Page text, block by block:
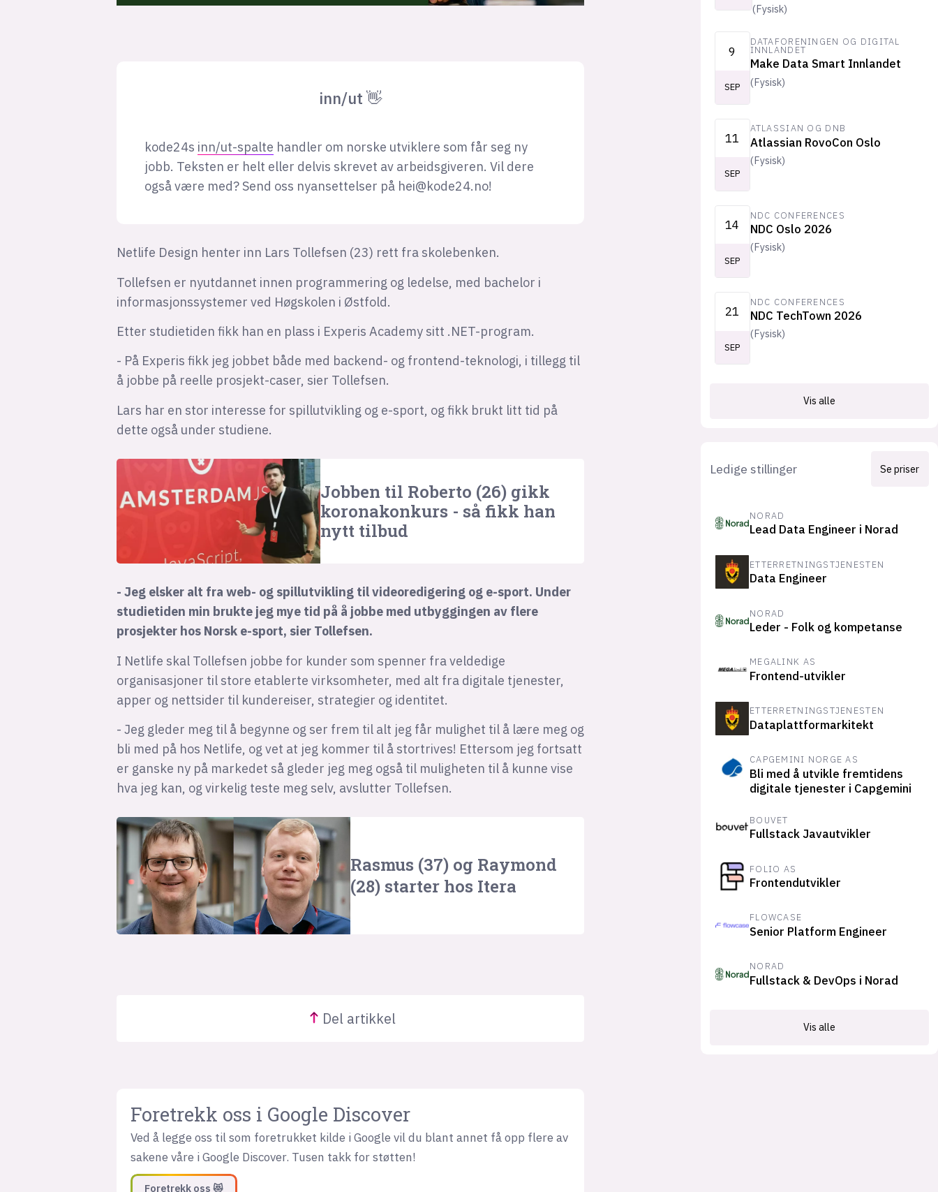
inn/ut 👋
kode24s inn/ut-spalte handler om norske utviklere som får seg ny
jobb. Teksten er helt eller delvis skrevet av arbeidsgiveren. Vil dere
også være med? Send oss nyansettelser på hei@kode24.no!
Netlife Design henter inn Lars Tollefsen (23) rett fra skolebenken.
Tollefsen er nyutdannet innen programmering og ledelse, med bachelor i
informasjonssystemer ved Høgskolen i Østfold.
Etter studietiden fikk han en plass i Experis Academy sitt .NET-program.
- På Experis fikk jeg jobbet både med backend- og frontend-teknologi, i tillegg til
å jobbe på reelle prosjekt-caser, sier Tollefsen.
Lars har en stor interesse for spillutvikling og e-sport, og fikk brukt litt tid på
dette også under studiene.
Jobben til Roberto (26) gikk
korona­konkurs - så fikk han
nytt tilbud
- Jeg elsker alt fra web- og spillutvikling til videoredigering og e-sport. Under
studietiden min brukte jeg mye tid på å jobbe med utbyggingen av flere
prosjekter hos Norsk e-sport, sier Tollefsen.
I Netlife skal Tollefsen jobbe for kunder som spenner fra veldedige
organisasjoner til store etablerte virksomheter, med alt fra digitale tjenester,
apper og nettsider til kundereiser, strategier og identitet.
- Jeg gleder meg til å begynne og ser frem til alt jeg får mulighet til å lære meg og
bli med på hos Netlife, og vet at jeg kommer til å stortrives! Ettersom jeg fortsatt
er ganske ny på markedet så gleder jeg meg også til muligheten til å kunne vise
hva jeg kan, og virkelig teste meg selv, avslutter Tollefsen.
Rasmus (37) og Raymond
(28) starter hos Itera
Delartikkel
Foretrekk oss i Google Discover
Ved å legge oss til som foretrukket kilde i Google vil du blant annet få opp flere av
sakene våre i Google Discover. Tusen takk for støtten!
Foretrekk oss 😻
(Fysisk)
9
SEP
DATAFORENINGEN OG DIGITAL
INNLANDET
Make Data Smart Innlandet
(Fysisk)
11
SEP
ATLASSIAN OG DNB
Atlassian RovoCon Oslo
(Fysisk)
14
SEP
NDC CONFERENCES
NDC Oslo 2026
(Fysisk)
21
SEP
NDC CONFERENCES
NDC TechTown 2026
(Fysisk)
Vis alle
Ledige stillinger Se priser
NORAD
Lead Data Engineer i Norad
ETTERRETNINGSTJENESTEN
Data Engineer
NORAD
Leder - Folk og kompetanse
MEGALINK AS
Frontend-utvikler
ETTERRETNINGSTJENESTEN
Dataplattformarkitekt
CAPGEMINI NORGE AS
Bli med å utvikle fremtidens
digitale tjenester i Capgemini
BOUVET
Fullstack Javautvikler
FOLIO AS
Frontendutvikler
FLOWCASE
Senior Platform Engineer
NORAD
Fullstack & DevOps i Norad
Vis alle